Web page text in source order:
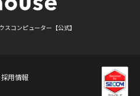
スコンピューター【公式】
採用情報